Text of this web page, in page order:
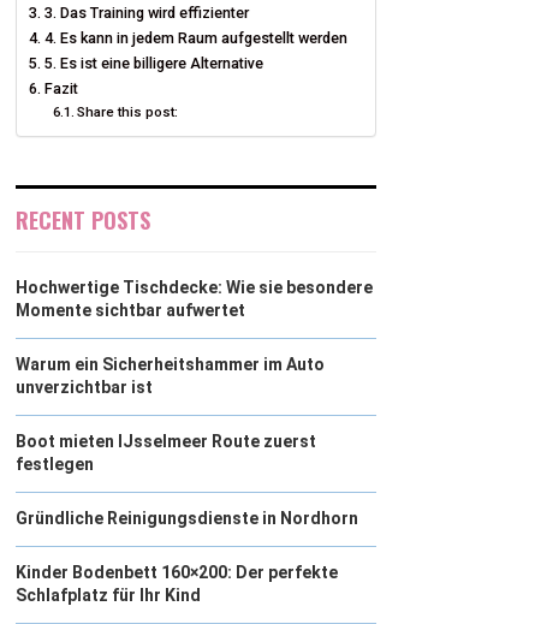
3. Das Training wird effizienter
4. Es kann in jedem Raum aufgestellt werden
5. Es ist eine billigere Alternative
Fazit
Share this post:
RECENT POSTS
Hochwertige Tischdecke: Wie sie besondere
Momente sichtbar aufwertet
Warum ein Sicherheitshammer im Auto
unverzichtbar ist
Boot mieten IJsselmeer Route zuerst
festlegen
Gründliche Reinigungsdienste in Nordhorn
Kinder Bodenbett 160×200: Der perfekte
Schlafplatz für Ihr Kind